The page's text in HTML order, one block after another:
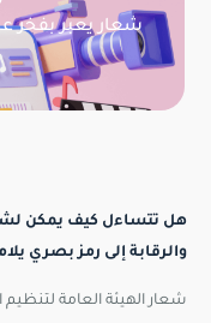
شعار يعبر بفخر عن
هل تتساءل كيف يمكن
والرقابة إلى رمز بصري
شعار الهيئة العامة